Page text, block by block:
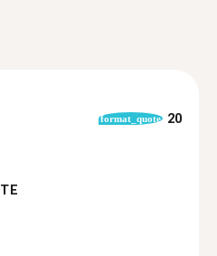
format_quote 20